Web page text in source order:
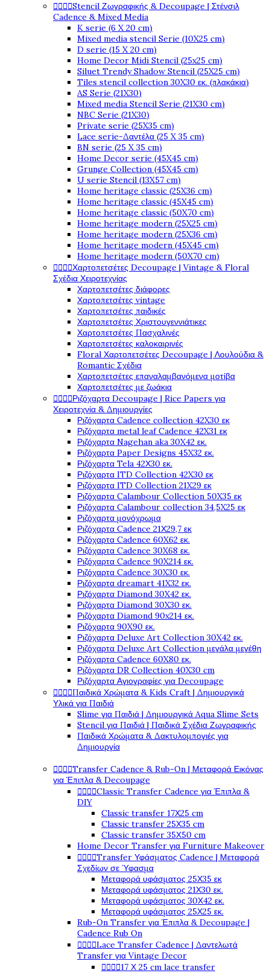
Stencil Ζωγραφικής & Decoupage | Στένσιλ
Cadence & Mixed Media
K serie (6 X 20 cm)
Mixed media stencil Serie (10X25 cm)
D serie (15 X 20 cm)
Home Decor Midi Stencil (25x25 cm)
Siluet Trendy Shadow Stencil (25X25 cm)
Tiles stencil collection 30X30 εκ. (πλακάκια)
AS Serie (21X30)
Mixed media Stencil Serie (21X30 cm)
NBC Serie (21X30)
Private serie (25X35 cm)
Lace serie-Δαντέλα (25 X 35 cm)
BN serie (25 X 35 cm)
Home Decor serie (45X45 cm)
Grunge Collection (45X45 cm)
U serie Stencil (13X57 cm)
Home heritage classic (25X36 cm)
Home heritage classic (45X45 cm)
Home heritage classic (50X70 cm)
Home heritage modern (25X25 cm)
Home heritage modern (25X36 cm)
Home heritage modern (45X45 cm)
Home heritage modern (50X70 cm)
Χαρτοπετσέτες Decoupage | Vintage & Floral
Σχέδια Χειροτεχνίας
Χαρτοπετσέτες διάφορες
Χαρτοπετσέτες vintage
Χαρτοπετσέτες παιδικές
Χαρτοπετσέτες Χριστουγεννιάτικες
Χαρτοπετσέτες Πασχαλινές
Χαρτοπετσέτες καλοκαιρινές
Floral Χαρτοπετσέτες Decoupage | Λουλούδια &
Romantic Σχέδια
Χαρτοπετσέτες επαναλαμβανόμενα μοτίβα
Χαρτοπετσέτες με ζωάκια
Ριζόχαρτα Decoupage | Rice Papers για
Χειροτεχνία & Δημιουργίες
Ριζόχαρτα Cadence collection 42X30 εκ
Ριζόχαρτα metal leaf Cadence 42X31 εκ
Ριζόχαρτα Nagehan aka 30X42 εκ.
Ριζόχαρτα Paper Designs 45X32 εκ.
Ριζόχαρτα Tela 42Χ30 εκ.
Ριζόχαρτα ITD Collection 42X30 εκ
Ριζόχαρτα ITD Collection 21X29 εκ
Ριζόχαρτα Calambour Collection 50X35 εκ
Ριζόχαρτα Calambour collection 34,5X25 εκ
Ριζόχαρτα μονόχρωμα
Ριζόχαρτα Cadence 21Χ29,7 εκ
Ριζόχαρτα Cadence 60X62 εκ.
Ριζόχαρτα Cadence 30X68 εκ.
Ριζόχαρτα Cadence 90X214 εκ.
Ριζόχαρτα Cadence 30X30 εκ.
Ριζόχαρτα dreamart 41X32 εκ.
Ριζόχαρτα Diamond 30X42 εκ.
Ριζόχαρτα Diamond 30X30 εκ.
Ριζόχαρτα Diamond 90x214 εκ.
Ριζόχαρτα 90X90 εκ.
Ριζόχαρτα Deluxe Art Collection 30X42 εκ.
Ριζόχαρτα Deluxe Art Collection μεγάλα μεγέθη
Ριζόχαρτα Cadence 60X80 εκ.
Ριζόχαρτα DR Collection 40X30 cm
Ριζόχαρτα Αγιογραφίες για Decoupage
Παιδικά Χρώματα & Kids Craft | Δημιουργικά
Υλικά για Παιδιά
Slime για Παιδιά | Δημιουργικά Aqua Slime Sets
Stencil για Παιδιά | Παιδικά Σχέδια Ζωγραφικής
Παιδικά Χρώματα & Δακτυλομπογιές για
Δημιουργία
Transfer Cadence & Rub-On | Μεταφορά Εικόνας
για Έπιπλα & Decoupage
Classic Transfer Cadence για Έπιπλα &
DIY
Classic transfer 17Χ25 cm
Classic transfer 25Χ35 cm
Classic transfer 35Χ50 cm
Home Decor Transfer για Furniture Makeover
Transfer Υφάσματος Cadence | Μεταφορά
Σχεδίων σε Ύφασμα
Μεταφορά υφάσματος 25Χ35 εκ
Μεταφορά υφάσματος 21Χ30 εκ.
Μεταφορά υφάσματος 30Χ42 εκ.
Μεταφορά υφάσματος 25Χ25 εκ.
Rub-On Transfer για Έπιπλα & Decoupage |
Cadence Rub On
Lace Transfer Cadence | Δαντελωτά
Transfer για Vintage Decor
17 Χ 25 cm lace transfer